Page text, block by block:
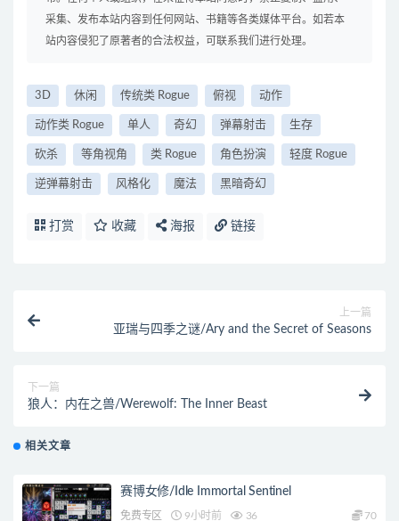
采集、发布本站内容到任何网站、书籍等各类媒体平台。如若本
站内容侵犯了原著者的合法权益，可联系我们进行处理。
3D 休闲 传统类 Rogue 俯视 动作
动作类 Rogue 单人 奇幻 弹幕射击 生存
砍杀 等角视角 类 Rogue 角色扮演 轻度 Rogue
逆弹幕射击 风格化 魔法 黑暗奇幻
打赏 收藏 海报 链接
上一篇
亚瑞与四季之谜/Ary and the Secret of Seasons
下一篇
狼人：内在之兽/Werewolf: The Inner Beast
相关文章
赛博女修/Idle Immortal Sentinel
免费专区 9小时前 36 70